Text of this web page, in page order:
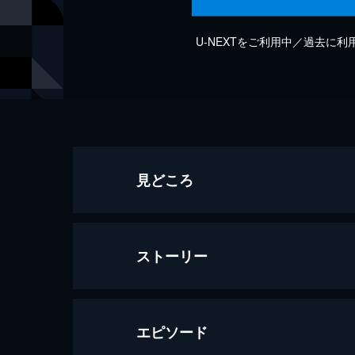
U-NEXTをご利用中／過去に利
見どころ
ストーリー
エピソード